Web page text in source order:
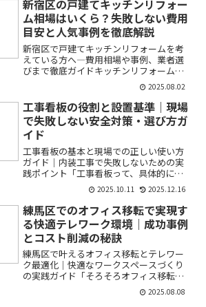
ームなど実績...
新宿区の戸建てキッチンリフォー
ム相場はいくら？失敗しない費用
目安と人気事例を徹底解説
新宿区で戸建てキッチンリフォームを考
えている方へ―費用相場や事例、業者選
びまで徹底ガイドキッチンリフォームを
検討しているけれど、「実際どのくらい
の費用がかかるの？」「新宿区で信頼で
きる業者ってどう選べばいい？」「どん
なデザインが人気なの？」...
2025.08.02
工事看板の役割と設置基準｜現場
で失敗しない安全対策・選び方ガ
イド
工事看板の基本と現場での正しい使い方
ガイド｜内装工事で失敗しないための実
践ポイント「工事看板って、具体的に何
をどこまで書けばいいの？」「屋内の内
装工事でも必要？」——そんな疑問を持
って検索された方へ。この記事では、建
設内装の現場で職人が日常...
2025.10.11 2025.12.16
練馬区でのオフィス移転で実現す
る快適テレワーク環境｜成功事例
とコスト削減の秘訣
練馬区で叶えるオフィス移転とテレワー
ク最適化｜快適なワークスペースづくり
の実践ガイド「そろそろオフィス移転を
考えたいけれど、どこから手をつければ
いいの？」「テレワーク中心の働き方に
2025.08.08